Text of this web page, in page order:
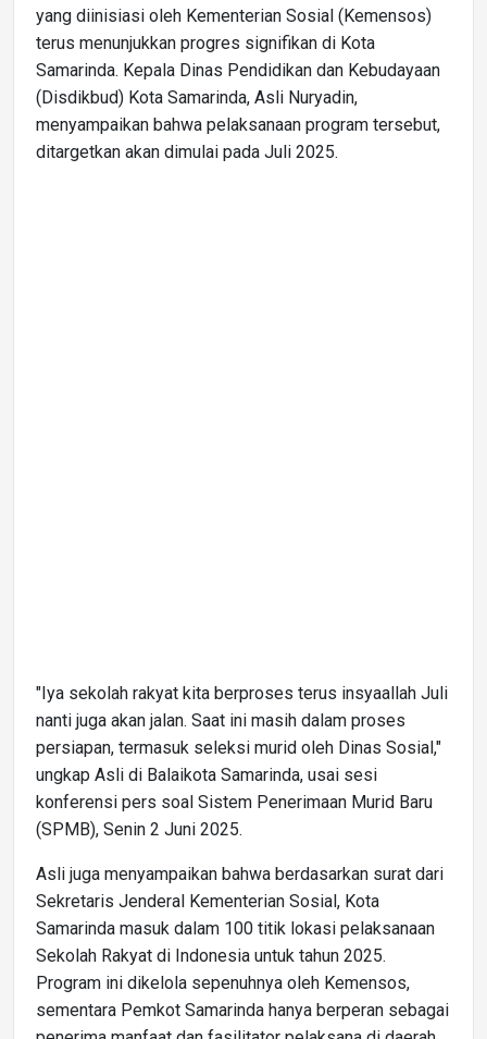
yang diinisiasi oleh Kementerian Sosial (Kemensos)
terus menunjukkan progres signifikan di Kota
Samarinda. Kepala Dinas Pendidikan dan Kebudayaan
(Disdikbud) Kota Samarinda, Asli Nuryadin,
menyampaikan bahwa pelaksanaan program tersebut,
ditargetkan akan dimulai pada Juli 2025.
"Iya sekolah rakyat kita berproses terus insyaallah Juli
nanti juga akan jalan. Saat ini masih dalam proses
persiapan, termasuk seleksi murid oleh Dinas Sosial,"
ungkap Asli di Balaikota Samarinda, usai sesi
konferensi pers soal Sistem Penerimaan Murid Baru
(SPMB), Senin 2 Juni 2025.
Asli juga menyampaikan bahwa berdasarkan surat dari
Sekretaris Jenderal Kementerian Sosial, Kota
Samarinda masuk dalam 100 titik lokasi pelaksanaan
Sekolah Rakyat di Indonesia untuk tahun 2025.
Program ini dikelola sepenuhnya oleh Kemensos,
sementara Pemkot Samarinda hanya berperan sebagai